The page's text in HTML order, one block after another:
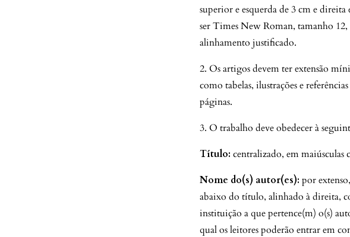
superior e esquerda de 3 cm e
ser Times New Roman, tamanho 12,
alinhamento justificado.
2. Os artigos devem ter extensão
como tabelas, ilustrações e
páginas.
3. O trabalho deve obedecer à
Título: centralizado, em
Nome do(s) autor(es): por
abaixo do título, alinhado à direita,
instituição a que pertence(m) o(s)
qual os leitores poderão entrar em